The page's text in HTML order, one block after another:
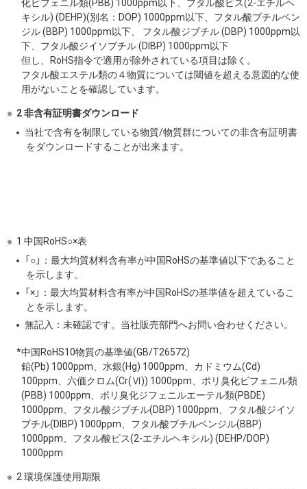
化ビフェニル類(PBB) 1000ppm以下、フタル酸ビス(2-エチルヘ
キシル) (DEHP)(別名：DOP) 1000ppm以下、フタル酸ブチルベン
ジル (BBP) 1000ppm以下、 フタル酸ジブチル (DBP) 1000ppm以
下、フタル酸ジイソブチル (DIBP) 1000ppm以下
但し、RoHS指令で適用が除外されている項目は除く。
フタル酸エステル類の４物質については閾値を超える意図的な使
用がないことを確認しています。
2 非含有証明書ダウンロード
当社で含有を制限している物質/物質群についての非含有証明書
をダウンロードすることが出来ます。
1 中国RoHS○×表
「○」：最大均質材料含有率が中国RoHSの基準値以下であること
を示します。
「×」：最大均質材料含有率が中国RoHSの基準値を超えているこ
とを示します。
無記入：未確認です。当社販売部門へお問い合わせください。
*中国RoHS10物質の基準値(GB/T26572)
鉛(Pb) 1000ppm、水銀(Hg) 1000ppm、カドミウム(Cd)
100ppm、六価クロム(Cr(Ⅵ)) 1000ppm、ポリ臭化ビフェニル類
(PBB) 1000ppm、ポリ臭化ジフェニルエーテル類(PBDE)
1000ppm、フタル酸ジブチル(DBP) 1000ppm、フタル酸ジイソ
ブチル(DIBP) 1000ppm、フタル酸ブチルベンジル(BBP)
1000ppm、フタル酸ビス(2-エチルヘキシル) (DEHP/DOP)
1000ppm
2 環境保護使用期限